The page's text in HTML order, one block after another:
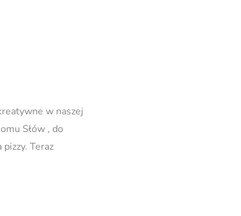
w naszej
Słów , do
Teraz